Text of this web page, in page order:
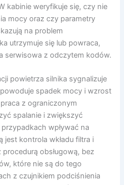
kabinie weryfikuje się, czy nie
mocy oraz czy parametry
na problem
utrzymuje się lub powraca,
serwisowa z odczytem kodów.
powietrza silnika sygnalizuje
spadek mocy i wzrost
z ograniczonym
spalanie i zwiększyć
wpływać na
jest kontrola wkładu filtra i
obsługową, bez
które nie są do tego
z czujnikiem podciśnienia